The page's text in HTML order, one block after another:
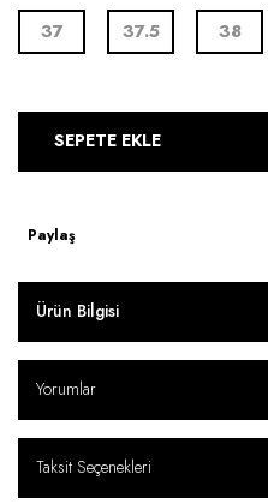
37 37.5 38
SEPETE EKLE
Paylaş
Ürün Bilgisi
Yorumlar
Taksit Seçenekleri